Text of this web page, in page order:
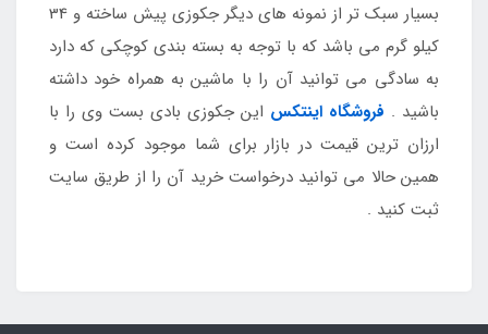
بسیار سبک تر از نمونه های دیگر جکوزی پیش ساخته و 34
کیلو گرم می باشد که با توجه به بسته بندی کوچکی که دارد
به سادگی می توانید آن را با ماشین به همراه خود داشته
باشید . فروشگاه اینتکس این جکوزی بادی بست وی را با
ارزان ترین قیمت در بازار برای شما موجود کرده است و
همین حالا می توانید درخواست خرید آن را از طریق سایت
ثبت کنید .